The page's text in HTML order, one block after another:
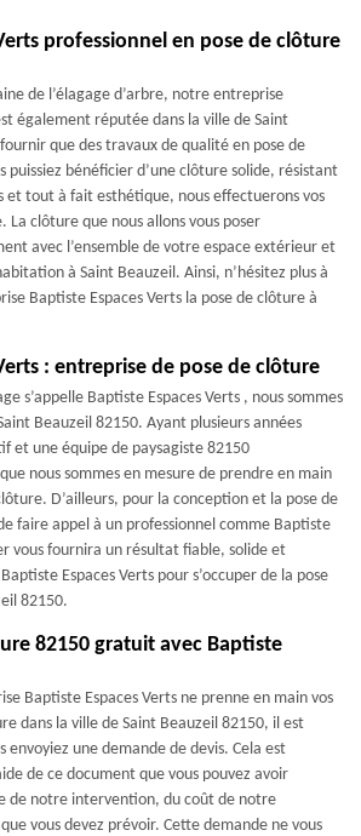
professionnel en pose de clôture
de l’élagage d’arbre, notre entreprise
également réputée dans la ville de Saint
que des travaux de qualité en pose de
puissiez bénéficier d’une clôture solide, résistant
et tout à fait esthétique, nous effectuerons vos
clôture que nous allons vous poser
avec l’ensemble de votre espace extérieur et
à Saint Beauzeil. Ainsi, n’hésitez plus à
Baptiste Espaces Verts la pose de clôture à
: entreprise de pose de clôture
s’appelle Baptiste Espaces Verts , nous sommes
Beauzeil 82150. Ayant plusieurs années
et une équipe de paysagiste 82150
nous sommes en mesure de prendre en main
D’ailleurs, pour la conception et la pose de
faire appel à un professionnel comme Baptiste
vous fournira un résultat fiable, solide et
Espaces Verts pour s’occuper de la pose
82150.
82150 gratuit avec Baptiste
Baptiste Espaces Verts ne prenne en main vos
dans la ville de Saint Beauzeil 82150, il est
envoyiez une demande de devis. Cela est
de ce document que vous pouvez avoir
de notre intervention, du coût de notre
vous devez prévoir. Cette demande ne vous